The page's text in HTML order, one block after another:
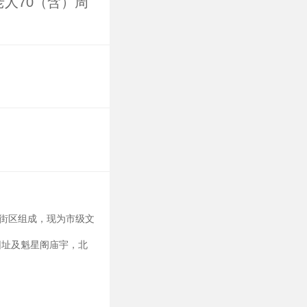
区组成，现为市级文
及魁星阁庙宇，北
整的寺庙古建筑之